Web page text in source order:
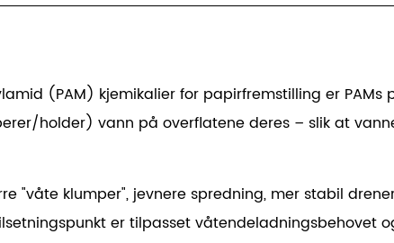
(PAM) kjemikalier for papirfremstilling er PAMs
holder) vann på overflatene deres – slik at
"våte klumper", jevnere spredning, mer stabil
er tilpasset våtendeladningsbehovet